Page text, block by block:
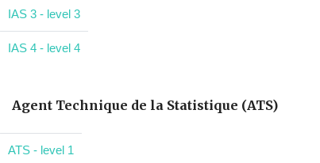
IAS 3 - level 3
IAS 4 - level 4
Agent Technique de la Statistique (ATS)
ATS - level 1